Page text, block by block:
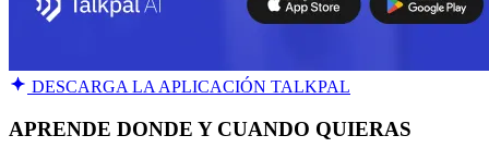
DESCARGA LA APLICACIÓN TALKPAL
APRENDE DONDE Y CUANDO QUIERAS